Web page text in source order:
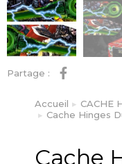
Partage :
Vous êtes ici :
Accueil
CACHE
Cache Hinges
Cache